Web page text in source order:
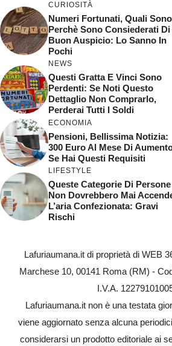
CURIOSITÀ
Numeri Fortunati, Quali
Perchè Sono Consiederati Di
Buon Auspicio: Lo Sanno In
Pochi
NEWS
Questi Gratta E Vinci Sono
Perdenti: Se Noti Questo
Dettaglio Non Comprarlo,
Perderai Tutti I Soldi
ECONOMIA
Pensioni, Bellissima Notizia:
300 Euro Al Mese Di
Se Hai Questi Requisiti
LIFESTYLE
Queste Categorie Di Persone
Non Dovrebbero Mai
L’aria Confezionata: Gravi
Rischi
Lafuriaumana.it di proprietà di WEB
Marchese 10, 00141 Roma (RM) -
I.V.A.
Lafuriaumana.it non è una testata
viene aggiornato senza alcuna
considerarsi un prodotto editoriale ai